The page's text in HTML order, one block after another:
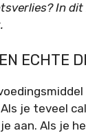
In
ECHTE
je teveel
aan. Als je